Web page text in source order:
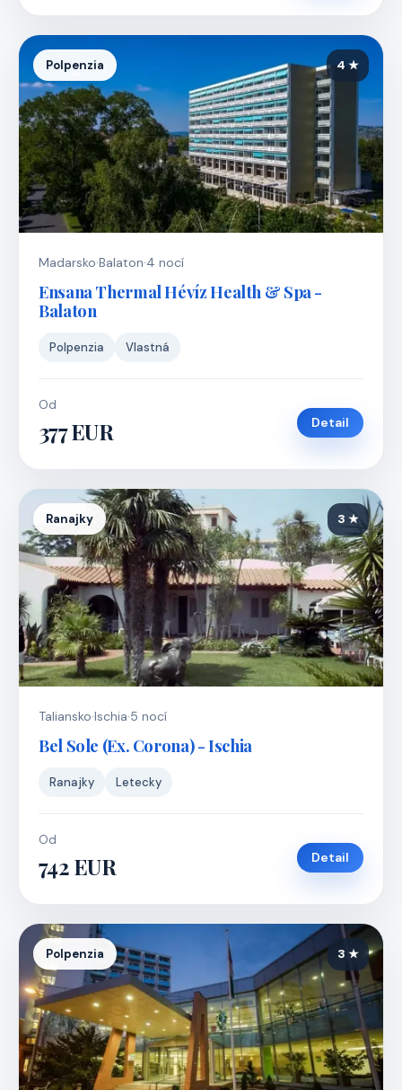
Polpenzia 4 ★
Madarsko·Balaton·4 nocí
Ensana Thermal Hévíz Health & Spa -
Balaton
Polpenzia Vlastná
Od
377 EUR Detail
Ranajky 3 ★
Taliansko·Ischia·5 nocí
Bel Sole (Ex. Corona) - Ischia
Ranajky Letecky
Od
742 EUR Detail
Polpenzia 3 ★